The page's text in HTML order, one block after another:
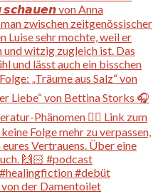
der Damentoilet